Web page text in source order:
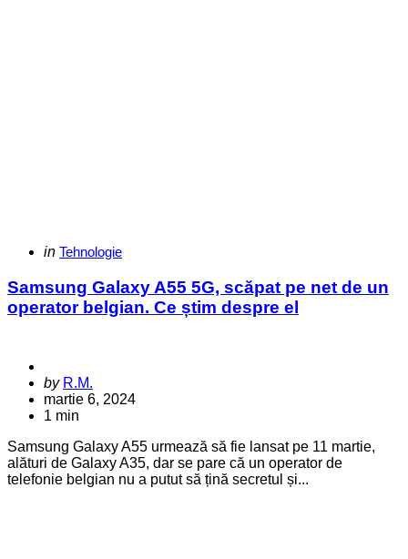
Categories
Posted
in Tehnologie
Samsung Galaxy A55 5G, scăpat pe net de un
operator belgian. Ce știm despre el
Posted
by
by R.M.
martie 6, 2024
1 min
Samsung Galaxy A55 urmează să fie lansat pe 11 martie,
alături de Galaxy A35, dar se pare că un operator de
telefonie belgian nu a putut să țină secretul și...